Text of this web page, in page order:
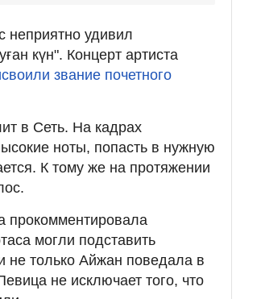
неприятно удивил
күн". Концерт артиста
звание почетного
в Сеть. На кадрах
ноты, попасть в нужную
К тому же на протяжении
прокомментировала
могли подставить
не только Айжан поведала в
не исключает того, что